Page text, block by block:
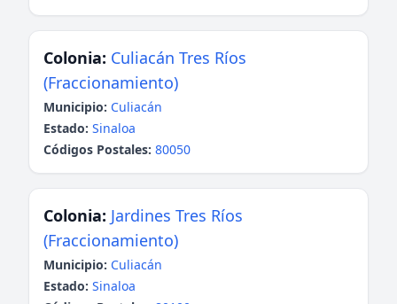
Colonia: Culiacán Tres Ríos
(Fraccionamiento)
Municipio: Culiacán
Estado: Sinaloa
Códigos Postales: 80050
Colonia: Jardines Tres Ríos
(Fraccionamiento)
Municipio: Culiacán
Estado: Sinaloa